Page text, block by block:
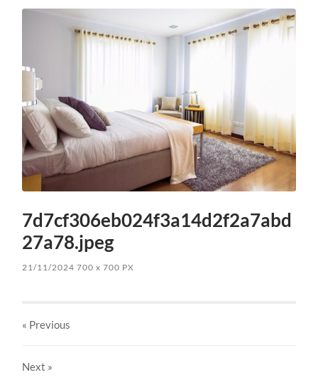
7d7cf306eb024f3a14d2f2a7abd
27a78.jpeg
21/11/2024 700x 700 PX
« Previous
Next »